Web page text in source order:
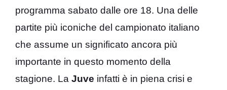
programma sabato dalle ore 18. Una delle
partite più iconiche del campionato italiano
che assume un significato ancora più
importante in questo momento della
stagione. La Juve infatti è in piena crisi e